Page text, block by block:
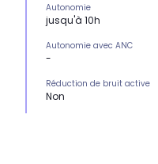
Autonomie
jusqu'à 10h
Autonomie avec ANC
-
Réduction de bruit active
Non